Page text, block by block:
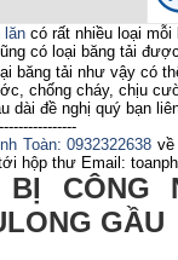
lăn có rất nhiều loại
có loại băng tải
băng tải như vậy có
chống cháy, chịu
dài đề nghị quý bạn
Toàn: 0932322638 về
hộp thư Email:
BỊ CÔNG
GẦU